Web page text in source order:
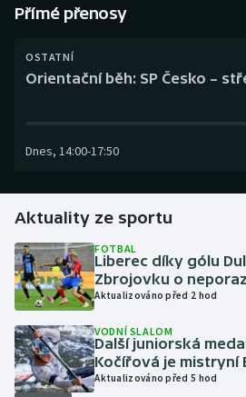
Box
Curling
Florbal
Futsal
Gymnastika
Jezdectví
Přímé přenosy
OSTATNÍ
Orientační běh: SP Česko –
Dnes, 14:00-17:50
Aktuality ze sportu
FOTBAL
Liberec díky gólu
Zbrojovku o
Aktualizováno před 2 hod
VODNÍ SLALOM
Další juniorská
Kočířová je mistryní
Aktualizováno před 5 hod